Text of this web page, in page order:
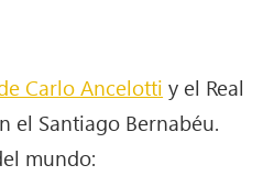
Carlo Ancelotti y el Real
el Santiago Bernabéu.
mundo: